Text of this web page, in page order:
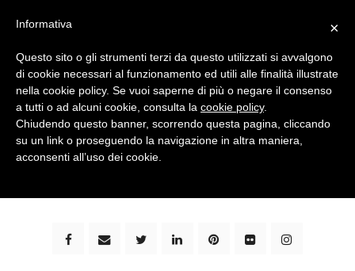
bimbi e viaggi - family travel blog: community #1 in
×
Informativa
Questo sito o gli strumenti terzi da questo utilizzati si avvalgono
di cookie necessari al funzionamento ed utili alle finalità illustrate
nella cookie policy. Se vuoi saperne di più o negare il consenso
a tutti o ad alcuni cookie, consulta la cookie policy.
Chiudendo questo banner, scorrendo questa pagina, cliccando
su un link o proseguendo la navigazione in altra maniera,
acconsenti all’uso dei cookie.